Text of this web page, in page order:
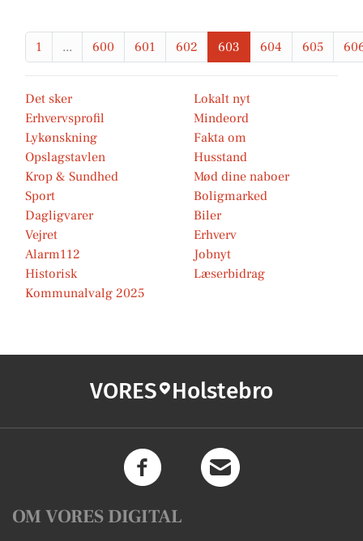
1 ... 600 601 602 603 604 605
Det sker
Lokalt nyt
Erhvervsprofil
Mindeord
Lykønskning
Fakta om
Opslagstavlen
Husstand
Krop & Sundhed
Mød dine naboer
Sport
Boligmarked
Dagligvarer
Biler
Vejret
Erhverv
Alarm112
Jobnyt
Historisk
Læserbidrag
Kommunalvalg 2025
VORES Holstebro
OM VORES DIGITAL